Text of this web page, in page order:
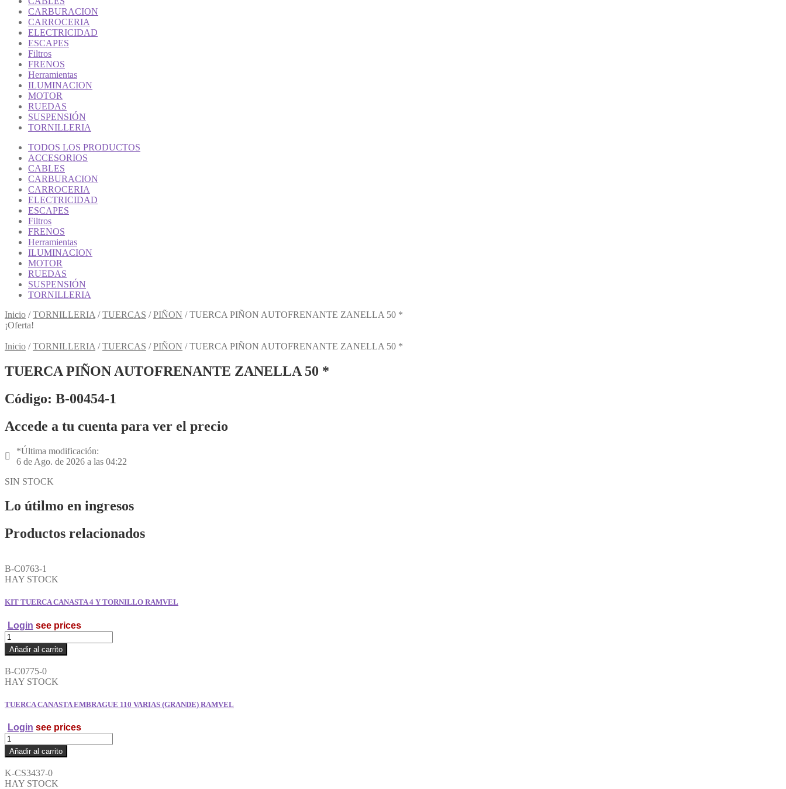
CARBURACION
CARROCERIA
ELECTRICIDAD
ESCAPES
Filtros
FRENOS
Herramientas
ILUMINACION
MOTOR
RUEDAS
SUSPENSIÓN
TORNILLERIA
TODOS LOS PRODUCTOS
ACCESORIOS
CABLES
CARBURACION
CARROCERIA
ELECTRICIDAD
ESCAPES
Filtros
FRENOS
Herramientas
ILUMINACION
MOTOR
RUEDAS
SUSPENSIÓN
TORNILLERIA
Inicio /TORNILLERIA /TUERCAS /PIÑON /TUERCA PIÑON AUTOFRENANTE ZANELLA 50 *
¡Oferta!
Inicio /TORNILLERIA /TUERCAS /PIÑON /TUERCA PIÑON AUTOFRENANTE ZANELLA 50 *
TUERCA PIÑON AUTOFRENANTE ZANELLA 50 *
Código: B-00454-1
Accede a tu cuenta para ver el precio
*Última modificación:
6 de Ago. de 2026 a las 04:22
SIN STOCK
Lo útilmo en ingresos
Productos relacionados
B-C0763-1
HAY STOCK
KIT TUERCA CANASTA 4 Y TORNILLO RAMVEL
Login see prices
KIT
TUERCA
CANASTA
4
Y
TORNILLO
cantidad
Añadir al carrito
B-C0775-0
HAY STOCK
TUERCA CANASTA EMBRAGUE 110 VARIAS (GRANDE) RAMVEL
Login see prices
TUERCA
CANASTA
EMBRAGUE
110
VARIAS
Añadir al carrito
K-CS3437-0
HAY STOCK